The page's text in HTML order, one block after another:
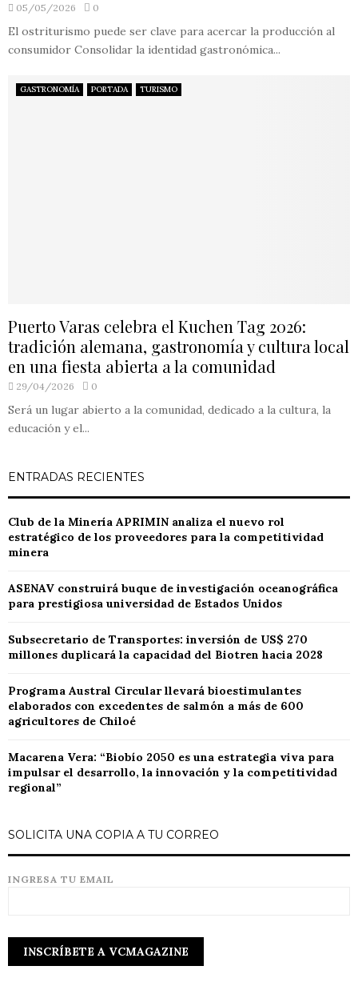
05/05/2026 0
El ostriturismo puede ser clave para acercar la producción al
consumidor Consolidar la identidad gastronómica...
GASTRONOMÍA PORTADA TURISMO
Puerto Varas celebra el Kuchen Tag 2026:
tradición alemana, gastronomía y cultura local
en una fiesta abierta a la comunidad
29/04/2026 0
Será un lugar abierto a la comunidad, dedicado a la cultura, la
educación y el...
ENTRADAS RECIENTES
Club de la Minería APRIMIN analiza el nuevo rol
estratégico de los proveedores para la competitividad
minera
ASENAV construirá buque de investigación oceanográfica
para prestigiosa universidad de Estados Unidos
Subsecretario de Transportes: inversión de US$ 270
millones duplicará la capacidad del Biotren hacia 2028
Programa Austral Circular llevará bioestimulantes
elaborados con excedentes de salmón a más de 600
agricultores de Chiloé
Macarena Vera: “Biobío 2050 es una estrategia viva para
impulsar el desarrollo, la innovación y la competitividad
regional”
SOLICITA UNA COPIA A TU CORREO
INGRESA TU EMAIL